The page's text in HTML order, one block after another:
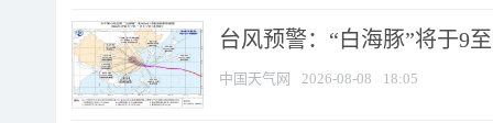
台风预警：“白海豚”将于9
中国天气网 2026-08-08 18:05